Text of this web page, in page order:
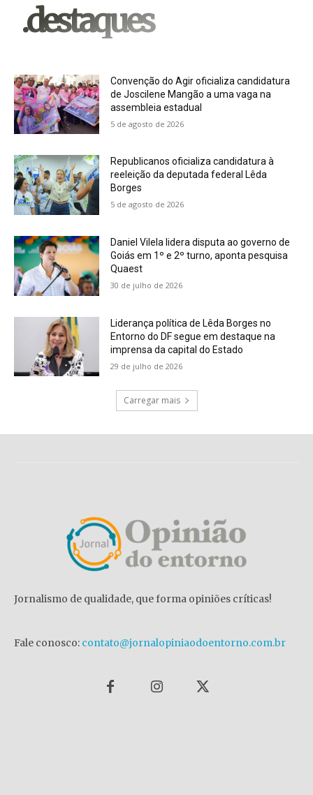
.destaques
Convenção do Agir oficializa candidatura
de Joscilene Mangão a uma vaga na
assembleia estadual
5 de agosto de 2026
Republicanos oficializa candidatura à
reeleição da deputada federal Lêda
Borges
5 de agosto de 2026
Daniel Vilela lidera disputa ao governo de
Goiás em 1º e 2º turno, aponta pesquisa
Quaest
30 de julho de 2026
Liderança política de Lêda Borges no
Entorno do DF segue em destaque na
imprensa da capital do Estado
29 de julho de 2026
Carregar mais
Jornalismo de qualidade, que forma opiniões críticas!
Fale conosco: contato@jornalopiniaodoentorno.com.br